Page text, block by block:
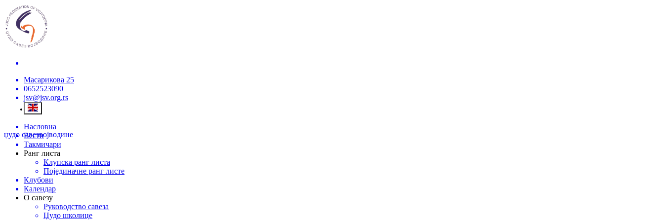
Масарикова 25
0652523090
jsv@jsv.org.rs
џудо савезвојводине
Насловна
Вести
Такмичари
Ранг листа
Клупска ранг листа
Појединачне ранг листе
Клубови
Календар
О савезу
Руководство савеза
Џудо школице